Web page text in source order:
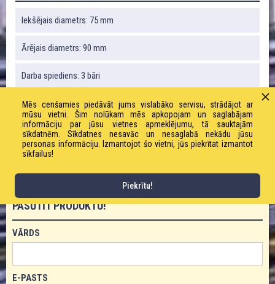
Iekšējais diametrs: 75 mm
Ārējais diametrs: 90 mm
Darba spiediens: 3 bāri
Robežspiediens: 18 bāri
Liekuma rādiuss: 225 mm
Vakuums: 80 %
PASŪTĪT PRODUKTU!
VĀRDS
E-PASTS
Mēs cenšamies piedāvāt jums vislabāko servisu, strādājot ar
mūsu vietni. Šim nolūkam mēs apkopojam un saglabājam
informāciju par jūsu vietnes apmeklējumu, tā sauktajām
sīkdatnēm. Sīkdatnes nesavāc un nesaglabā nekādu jūsu
personas informāciju. Izmantojot šo vietni, jūs piekrītat izmantot
sīkfailus!
Piekrītu!